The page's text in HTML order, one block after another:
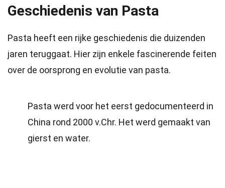
Geschiedenis van Pasta
Pasta heeft een rijke geschiedenis die duizenden
jaren teruggaat. Hier zijn enkele fascinerende feiten
over de oorsprong en evolutie van pasta.
Pasta werd voor het eerst gedocumenteerd in
China rond 2000 v.Chr. Het werd gemaakt van
gierst en water.